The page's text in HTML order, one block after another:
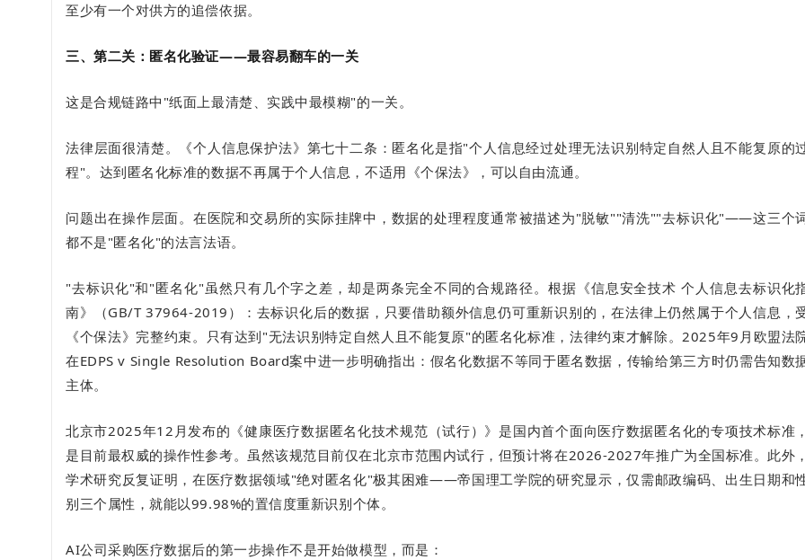
至少有一个对供方的追偿依据。
三、第二关：匿名化验证——最容易翻车的一关
这是合规链路中"纸面上最清楚、实践中最模糊"的一关。
法律层面很清楚。《个人信息保护法》第七十二条：匿名化是指"个人信息经过处理无法识别特定自然人且不能复原的
程"。达到匿名化标准的数据不再属于个人信息，不适用《个保法》，可以自由流通。
问题出在操作层面。在医院和交易所的实际挂牌中，数据的处理程度通常被描述为"脱敏""清洗""去标识化"——这三个
都不是"匿名化"的法言法语。
"去标识化"和"匿名化"虽然只有几个字之差，却是两条完全不同的合规路径。根据《信息安全技术 个人信息去标识化
南》（GB/T 37964-2019）：去标识化后的数据，只要借助额外信息仍可重新识别的，在法律上仍然属于个人信息，
《个保法》完整约束。只有达到"无法识别特定自然人且不能复原"的匿名化标准，法律约束才解除。2025年9月欧盟法
在EDPS v Single Resolution Board案中进一步明确指出：假名化数据不等同于匿名数据，传输给第三方时仍需告知数
主体。
北京市2025年12月发布的《健康医疗数据匿名化技术规范（试行）》是国内首个面向医疗数据匿名化的专项技术标准，
是目前最权威的操作性参考。虽然该规范目前仅在北京市范围内试行，但预计将在2026-2027年推广为全国标准。此外，
学术研究反复证明，在医疗数据领域"绝对匿名化"极其困难——帝国理工学院的研究显示，仅需邮政编码、出生日期和
别三个属性，就能以99.98%的置信度重新识别个体。
AI公司采购医疗数据后的第一步操作不是开始做模型，而是：